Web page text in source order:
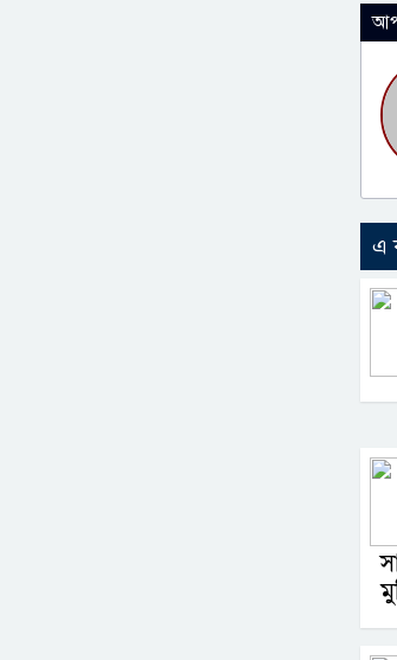
এ